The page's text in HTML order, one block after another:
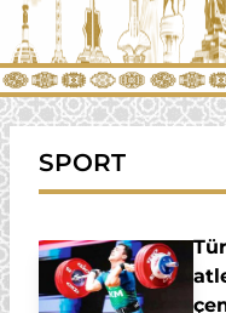
SPORT